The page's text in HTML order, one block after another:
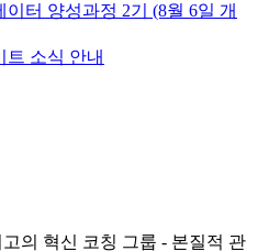
터 양성과정 2기 (8월 6일 개
트 소식 안내
의 혁신 코칭 그룹 - 본질적 관